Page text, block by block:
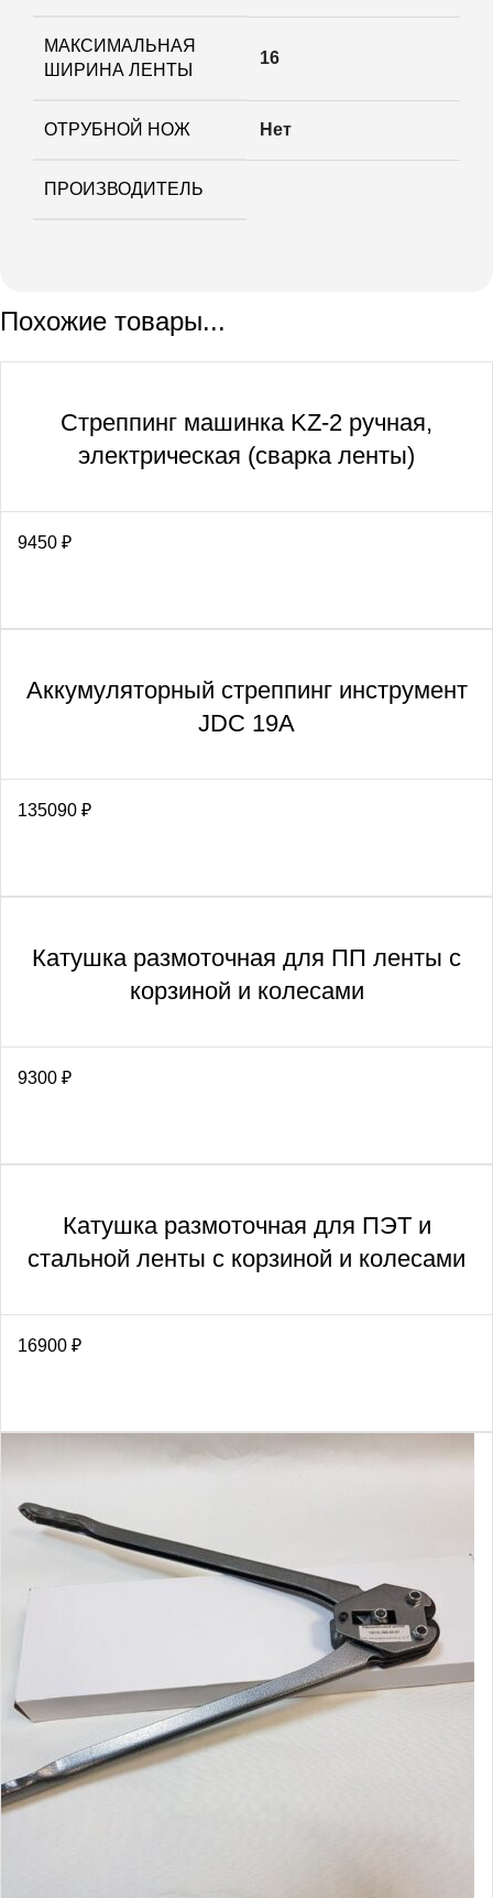
МАКСИМАЛЬНАЯ
ШИРИНА ЛЕНТЫ
16
ОТРУБНОЙ НОЖ Нет
ПРОИЗВОДИТЕЛЬ
Похожие товары...
Cтреппинг машинка KZ-2 ручная,
электрическая (сварка ленты)
9450 ₽
Аккумуляторный стреппинг инструмент
JDC 19A
135090 ₽
Катушка размоточная для ПП ленты с
корзиной и колесами
9300 ₽
Катушка размоточная для ПЭТ и
стальной ленты с корзиной и колесами
16900 ₽